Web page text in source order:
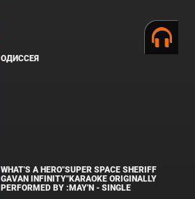
ОДИССЕЯ
WHAT'S A HERO"SUPER SPACE SHERIFF
GAVAN INFINITY"KARAOKE ORIGINALLY
PERFORMED BY :MAY'N - SINGLE